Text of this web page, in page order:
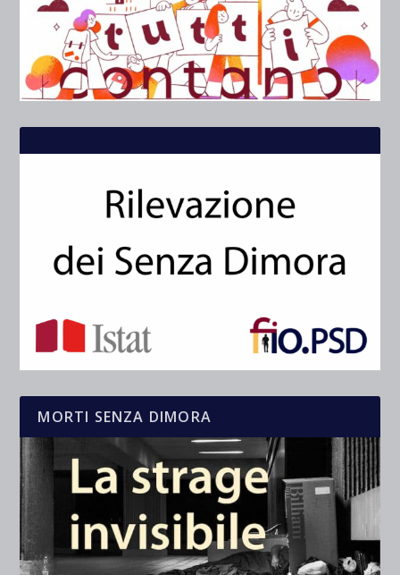
MORTI SENZA DIMORA